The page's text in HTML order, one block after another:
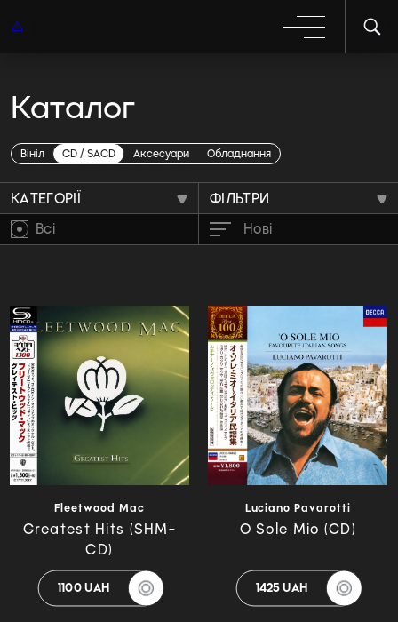
Каталог
Вініл CD / SACD Аксесуари Обладнання
Бестселери
КАТЕГОРІЇ
ФІЛЬТРИ
Всі
Нові
Fleetwood Mac
Greatest Hits (SHM-
CD)
1100 UAH
Luciano Pavarotti
O Sole Mio (CD)
1425 UAH